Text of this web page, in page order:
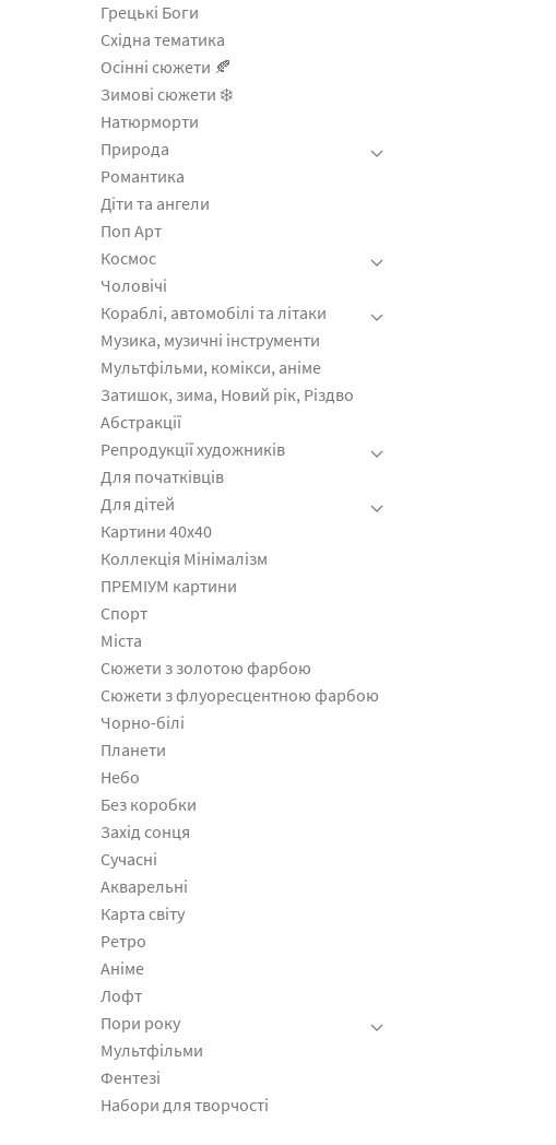
Грецькі Боги
Східна тематика
Осінні сюжети 🍂
Зимові сюжети ❄️
Натюрморти
Природа
Романтика
Діти та ангели
Поп Арт
Космос
Чоловічі
Кораблі, автомобілі та літаки
Музика, музичні інструменти
Мультфільми, комікси, аніме
Затишок, зима, Новий рік, Різдво
Абстракції
Репродукції художників
Для початківців
Для дітей
Картини 40x40
Коллекція Мінімалізм
ПРЕМІУМ картини
Спорт
Міста
Сюжети з золотою фарбою
Сюжети з флуоресцентною фарбою
Чорно-білі
Планети
Небо
Без коробки
Захід сонця
Сучасні
Акварельні
Карта світу
Ретро
Аніме
Лофт
Пори року
Мультфільми
Фентезі
Набори для творчості